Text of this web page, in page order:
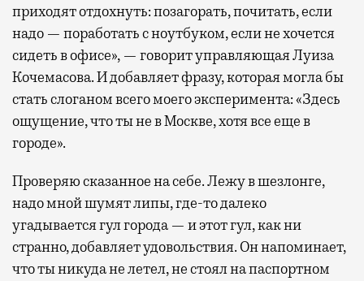
приходят отдохнуть: позагорать, почитать, если
надо — поработать с ноутбуком, если не хочется
сидеть в офисе», — говорит управляющая Луиза
Кочемасова. И добавляет фразу, которая могла бы
стать слоганом всего моего эксперимента: «Здесь
ощущение, что ты не в Москве, хотя все еще в
городе».
Проверяю сказанное на себе. Лежу в шезлонге,
надо мной шумят липы, где-то далеко
угадывается гул города — и этот гул, как ни
странно, добавляет удовольствия. Он напоминает,
что ты никуда не летел, не стоял на паспортном